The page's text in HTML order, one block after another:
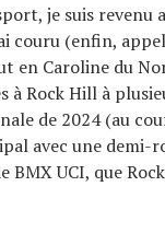
je suis revenu
couru (enfin,
en Caroline du
à Rock Hill à
de 2024 (au
avec une
BMX UCI, que